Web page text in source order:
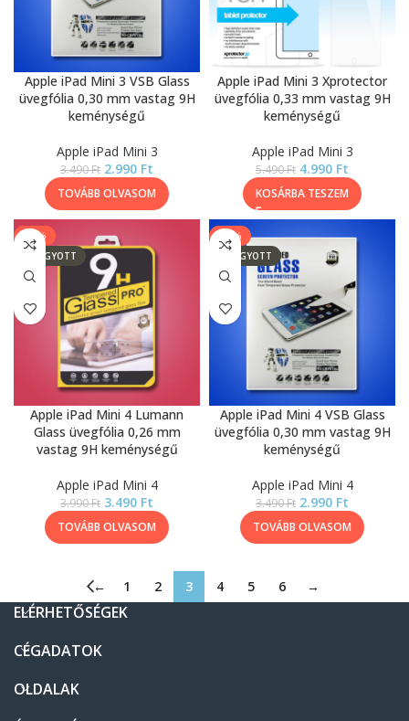
Apple iPad Mini 3 VSB Glass
üvegfólia 0,30 mm vastag 9H
keménységű
Apple iPad Mini 3
3.490Ft 2.990 Ft
TOVÁBB OLVASOM
Apple iPad Mini 3 Xprotector
üvegfólia 0,33 mm vastag 9H
keménységű
Apple iPad Mini 3
5.490Ft 4.990 Ft
KOSÁRBA TESZEM
-13%
ELFOGYOTT
Apple iPad Mini 4 Lumann
Glass üvegfólia 0,26 mm
vastag 9H keménységű
Apple iPad Mini 4
3.990Ft 3.490 Ft
TOVÁBB OLVASOM
-14%
ELFOGYOTT
Apple iPad Mini 4 VSB Glass
üvegfólia 0,30 mm vastag 9H
keménységű
Apple iPad Mini 4
3.490Ft 2.990 Ft
TOVÁBB OLVASOM
← 1 2 3 4 5 6 →
ELÉRHETŐSÉGEK
CÉGADATOK
OLDALAK